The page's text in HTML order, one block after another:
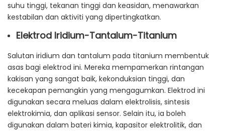
suhu tinggi, tekanan tinggi dan keasidan, menawarkan
kestabilan dan aktiviti yang dipertingkatkan.
Elektrod Iridium-Tantalum-Titanium
Salutan iridium dan tantalum pada titanium membentuk
asas bagi elektrod ini. Mereka mempamerkan rintangan
kakisan yang sangat baik, kekonduksian tinggi, dan
kecekapan pemangkin yang mengagumkan. Elektrod ini
digunakan secara meluas dalam elektrolisis, sintesis
elektrokimia, dan aplikasi sensor. Selain itu, ia boleh
digunakan dalam bateri kimia, kapasitor elektrolitik, dan